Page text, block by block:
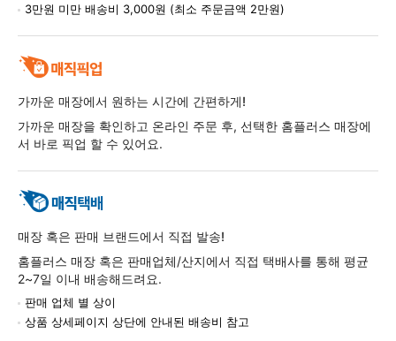
3만원 미만 배송비 3,000원 (최소 주문금액 2만원)
가까운 매장에서 원하는 시간에 간편하게!
가까운 매장을 확인하고 온라인 주문 후, 선택한 홈플러스 매장에
서 바로 픽업 할 수 있어요.
매장 혹은 판매 브랜드에서 직접 발송!
홈플러스 매장 혹은 판매업체/산지에서 직접 택배사를 통해 평균
2~7일 이내 배송해드려요.
판매 업체 별 상이
상품 상세페이지 상단에 안내된 배송비 참고